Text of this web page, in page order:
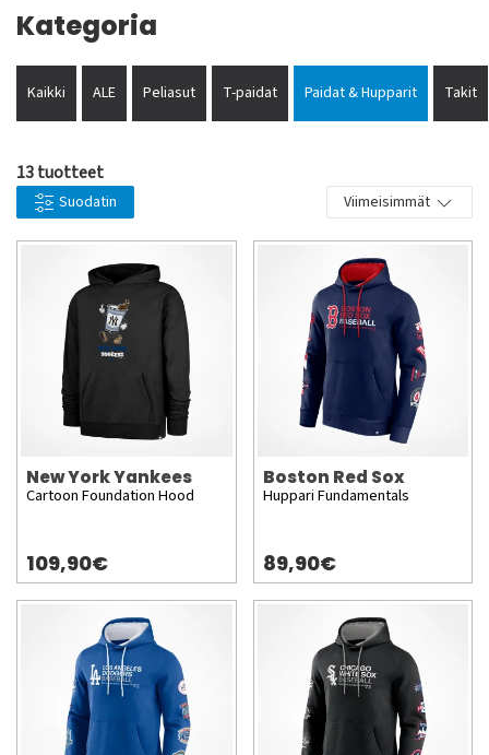
Kategoria
Kaikki ALE Peliasut T-paidat Paidat & Hupparit Takit
13 tuotteet
Suodatin Viimeisimmät
New York Yankees
Cartoon Foundation Hood
109,90€
Boston Red Sox
Huppari Fundamentals
89,90€